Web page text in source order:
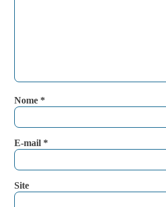
Nome *
E-mail *
Site